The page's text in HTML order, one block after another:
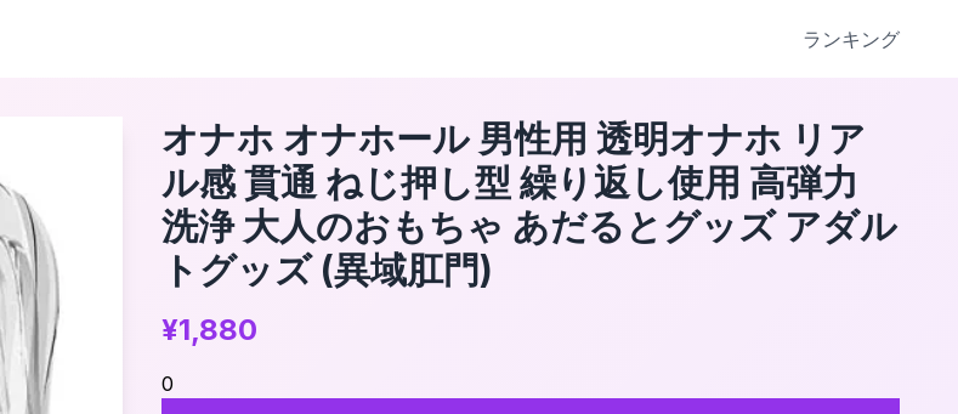
ランキング
オナホ オナホール 男性用 透明オナホ リア
ル感 貫通 ねじ押し型 繰り返し使用 高弾力
洗浄 大人のおもちゃ あだるとグッズ アダル
トグッズ (異域肛門)
¥1,880
0